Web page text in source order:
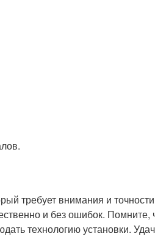
требует внимания и
и без ошибок. Помните,
технологию установки.